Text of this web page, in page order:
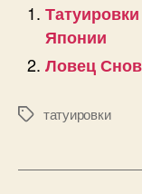
Японии
Ловец
Позначки
татуировки